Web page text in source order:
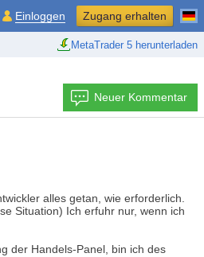
MetaTrader 5 herunterladen
Einloggen Zugang erhalten
Neuer Kommentar
alles getan, wie erforderlich.
Situation) Ich erfuhr nur, wenn ich
der Handels-Panel, bin ich des